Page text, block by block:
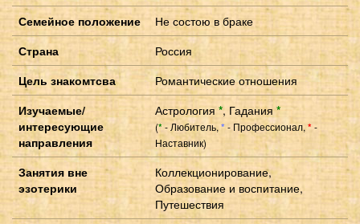
Семейное положение
Не состою в браке
Страна
Россия
Цель знакомтсва
Романтические отношения
Изучаемые/
интересующие
направления
Астрология *, Гадания*
(*- Любитель,*- Профессионал,*-
Наставник)
Занятия вне
эзотерики
Коллекционирование,
Образование и воспитание,
Путешествия